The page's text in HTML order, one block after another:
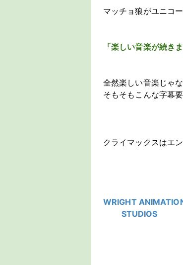
マッチョ狼がユニコ
「楽しい音楽が続きま
全然楽しい音楽じゃ
そもそもこんな字幕
クライマックスはエ
WRIGHT
STUDIOS